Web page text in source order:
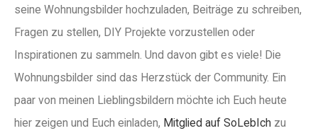
seine Wohnungsbilder hochzuladen, Beiträge zu schreiben,
Fragen zu stellen, DIY Projekte vorzustellen oder
Inspirationen zu sammeln. Und davon gibt es viele! Die
Wohnungsbilder sind das Herzstück der Community. Ein
paar von meinen Lieblingsbildern möchte ich Euch heute
hier zeigen und Euch einladen, Mitglied auf SoLebIch zu